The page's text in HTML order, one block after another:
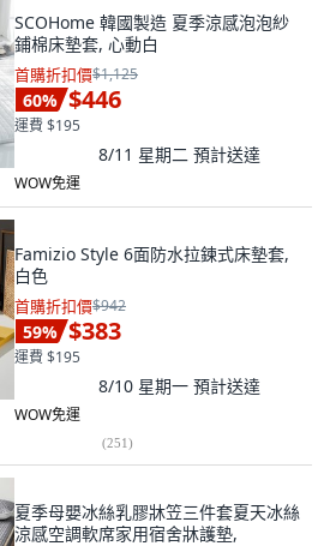
SCOHome 韓國製造 夏季涼感泡泡紗
鋪棉床墊套, 心動白
首購折扣價$1,125
60% $446
運費 $195
8/11 星期二 預計送達
WOW免運
Famizio Style 6面防水拉鍊式床墊套,
白色
首購折扣價$942
59% $383
運費 $195
8/10 星期一 預計送達
WOW免運
(251)
夏季母嬰冰絲乳膠牀笠三件套夏天冰絲
涼感空調軟席家用宿舍牀護墊,